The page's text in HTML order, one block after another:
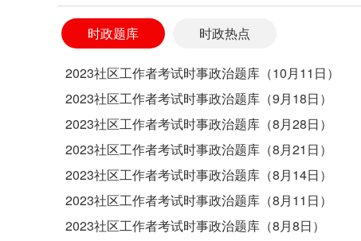
时政题库 时政热点
2023社区工作者考试时事政治题库（10月11日）
2023社区工作者考试时事政治题库（9月18日）
2023社区工作者考试时事政治题库（8月28日）
2023社区工作者考试时事政治题库（8月21日）
2023社区工作者考试时事政治题库（8月14日）
2023社区工作者考试时事政治题库（8月11日）
2023社区工作者考试时事政治题库（8月8日）